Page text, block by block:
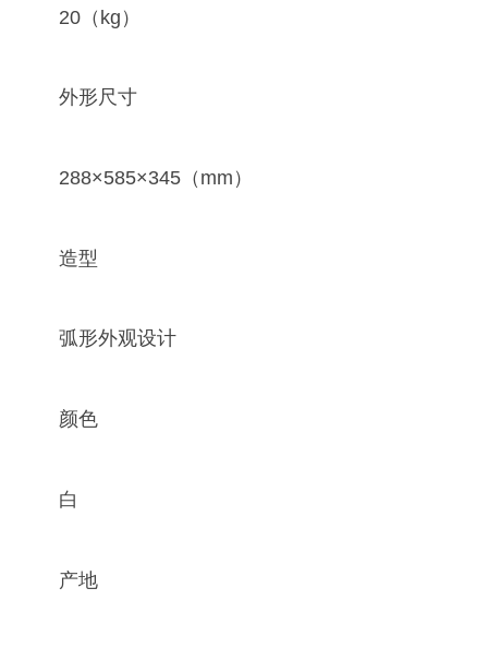
20（kg）
外形尺寸
288×585×345（mm）
造型
弧形外观设计
颜色
白
产地